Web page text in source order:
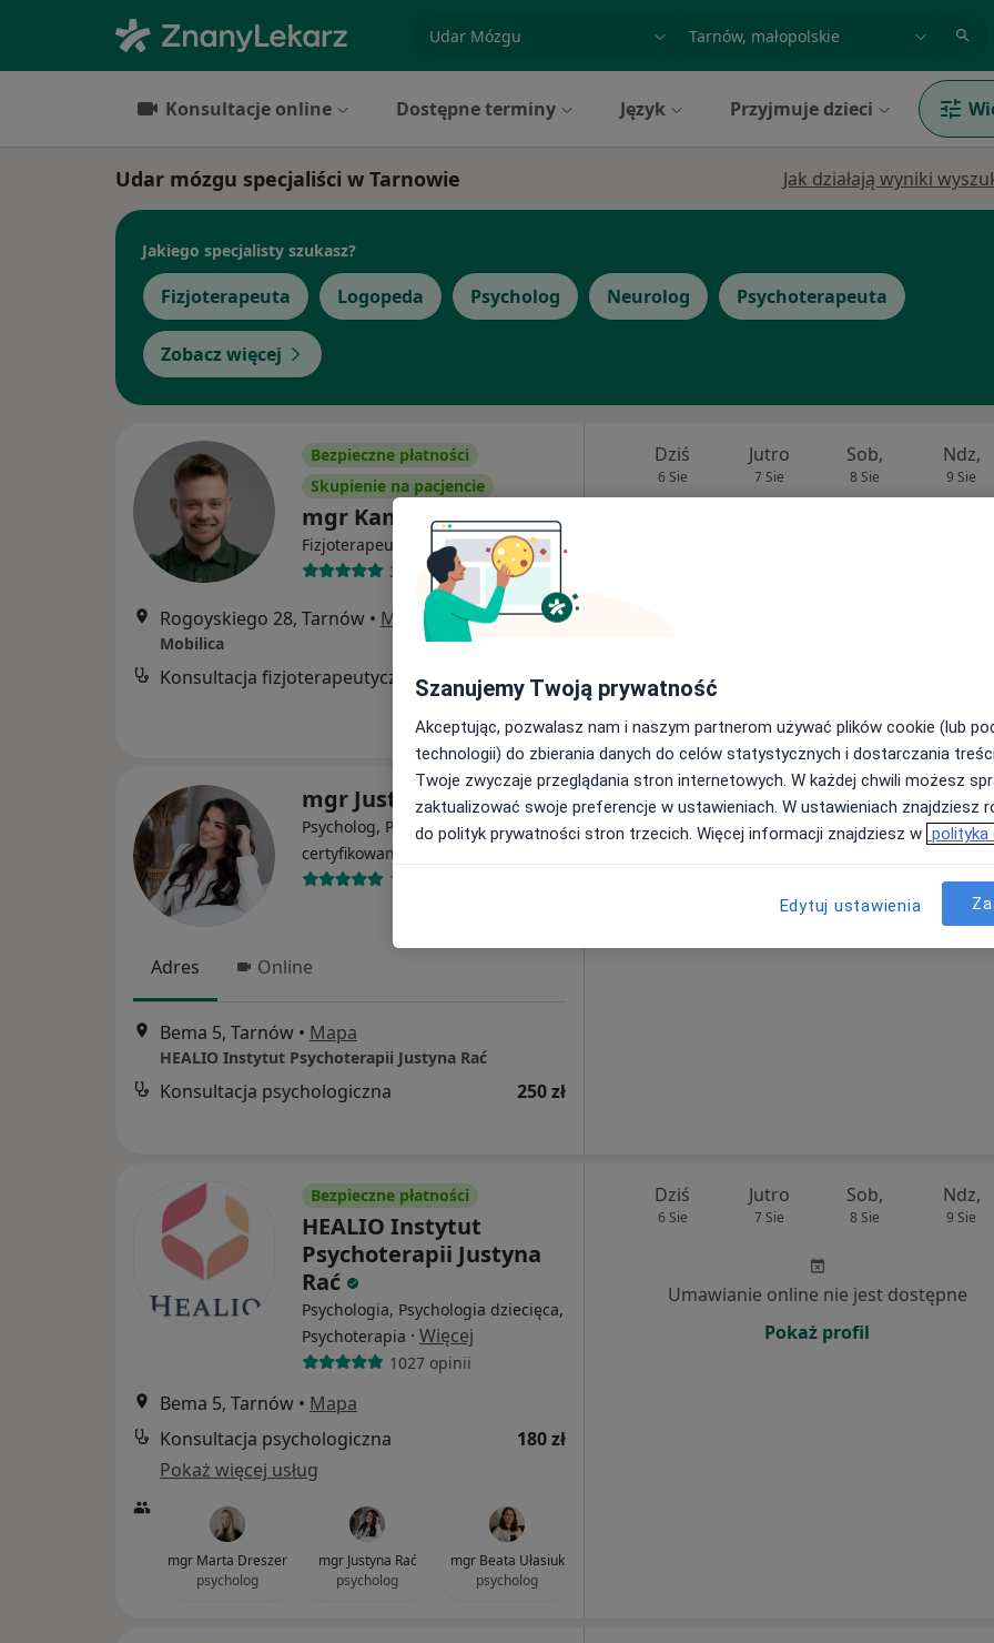
specjalizacja, badanie lub nazwiskomiasto lub dzielnica
Konsultacje online Dostępne terminy Język Przyjmuje dzieci
Udar mózgu specjaliści w Tarnowie Jak działają wyniki
Jakiego specjalisty szukasz?
Fizjoterapeuta Logopeda Psycholog Neurolog Psychoterapeuta
Zobacz więcej
Bezpieczne płatności
Skupienie na pacjencie
mgr Kamil Burnagiel
Fizjoterapeuta Więcej
35 opinii
Rogoyskiego 28, Tarnów • Mapa
Mobilica
Konsultacja fizjoterapeutyczna 190 zł
Dziś
6 Sie
Jutro
7 Sie
Sob,
8 Sie
Ndz,
9 Sie
mgr Justyna Rać
Psycholog, Psychoterapeuta
certyfikowany
176 opinii
Adres Online
Bema 5, Tarnów • Mapa
HEALIO Instytut Psychoterapii Justyna Rać
Konsultacja psychologiczna 250 zł
Dziś Jutro Sob, Ndz,
9 Sie
Umawianie online nie jest dostępne
Bezpieczne płatności
HEALIO Instytut
Psychoterapii Justyna
Rać
Psychologia, Psychologia dziecięca,
Psychoterapia · Więcej
1027 opinii
Bema 5, Tarnów • Mapa
Konsultacja psychologiczna
180 zł
Pokaż więcej usług
mgr Marta Dreszer
psycholog
mgr Justyna Rać
psycholog
mgr Beata Ułasiuk
psycholog
Dziś
6 Sie
Jutro
7 Sie
Sob,
8 Sie
Ndz,
9 Sie
Umawianie online nie jest dostępne
Pokaż profil
Szanujemy Twoją prywatność
Akceptując, pozwalasz nam i naszym partnerom używać plików cookie (lub
technologii) do zbierania danych do celów statystycznych i dostarczania
Twoje zwyczaje przeglądania stron internetowych. W każdej chwili możesz
zaktualizować swoje preferencje w ustawieniach. W ustawieniach znajdziesz
do polityk prywatności stron trzecich. Więcej informacji znajdziesz w polityka
Edytuj ustawienia